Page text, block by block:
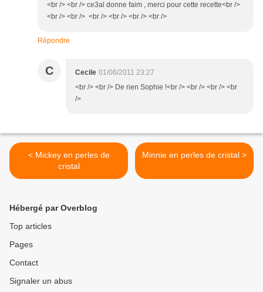
<br /> <br /> ce3al donne faim , merci pour cette recette<br />
<br /> <br /> <br /> <br /> <br /> <br />
Répondre
C Cecile 01/06/2011 23:27
<br /> <br /> De rien Sophie !<br /> <br /> <br /> <br
/>
< Mickey en perles de
cristal
Minnie en perles de cristal >
Hébergé par Overblog
Top articles
Pages
Contact
Signaler un abus